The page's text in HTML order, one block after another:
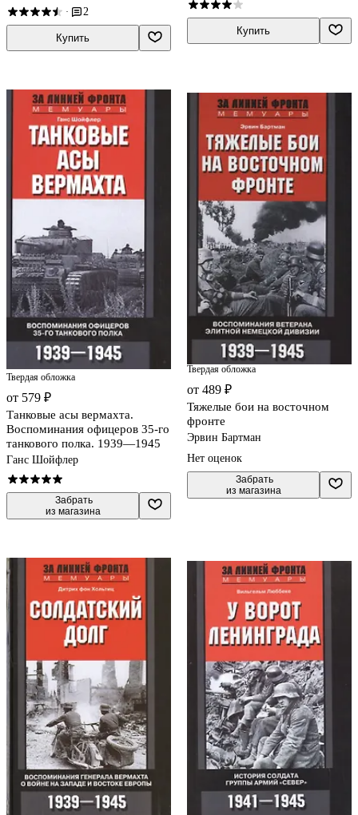
· 2
Купить
Купить
Твердая обложка
от 579 ₽
Танковые асы вермахта.
Воспоминания офицеров 35-го
танкового полка. 1939—1945
Ганс Шойфлер
Забрать
из магазина
Твердая обложка
от 489 ₽
Тяжелые бои на восточном
фронте
Эрвин Бартман
Нет оценок
Забрать
из магазина